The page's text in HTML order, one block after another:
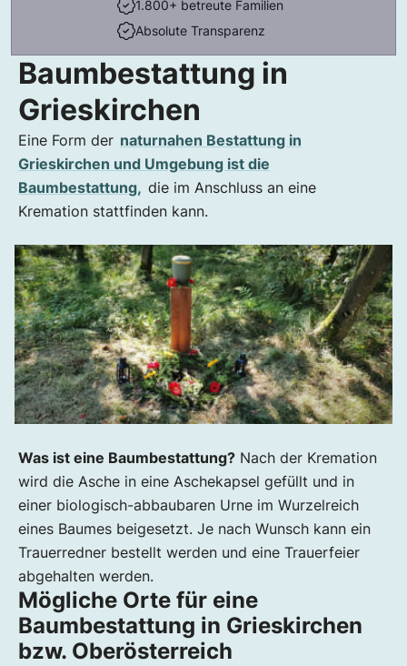
1.800+ betreute Familien
Absolute Transparenz
Baumbestattung in
Grieskirchen
Eine Form der naturnahen Bestattung in
Grieskirchen und Umgebung ist die
Baumbestattung, die im Anschluss an eine
Kremation stattfinden kann.
Was ist eine Baumbestattung? Nach der Kremation
wird die Asche in eine Aschekapsel gefüllt und in
einer biologisch-abbaubaren Urne im Wurzelreich
eines Baumes beigesetzt. Je nach Wunsch kann ein
Trauerredner bestellt werden und eine Trauerfeier
abgehalten werden.
Mögliche Orte für eine
Baumbestattung in Grieskirchen
bzw. Oberösterreich